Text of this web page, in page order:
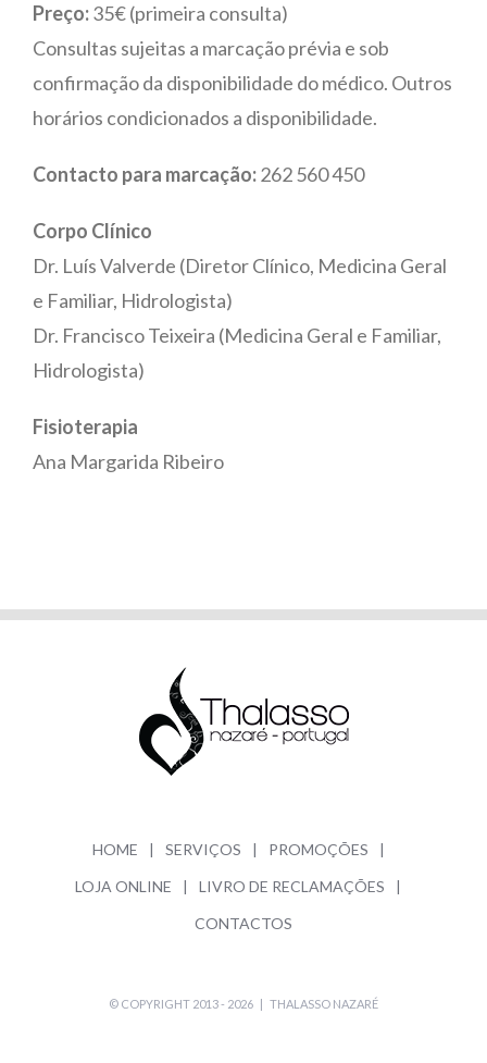
Preço:35€ (primeira consulta)
Consultas sujeitas a marcação prévia e sob
confirmação da disponibilidade do médico. Outros
horários condicionados a disponibilidade.
Contacto para marcação:262 560 450
Corpo Clínico
Dr. Luís Valverde (Diretor Clínico, Medicina Geral
e Familiar, Hidrologista)
Dr. Francisco Teixeira (Medicina Geral e Familiar,
Hidrologista)
Fisioterapia
Ana Margarida Ribeiro
HOME SERVIÇOS
PROMOÇÕES
LOJA ONLINE
LIVRO DE RECLAMAÇÕES
CONTACTOS
© COPYRIGHT 2013 - 2026 | THALASSO NAZARÉ